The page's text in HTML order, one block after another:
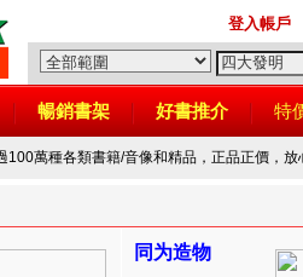
登入帳戶
暢銷書架 好書推介 特
100萬種各類書籍/音像和精品，正品正價，
同为造物